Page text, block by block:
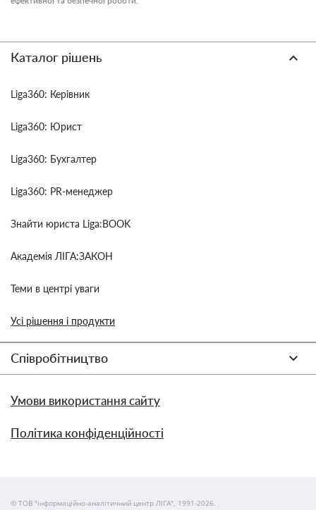
Каталог рішень
Liga360: Керівник
Liga360: Юрист
Liga360: Бухгалтер
Liga360: PR-менеджер
Знайти юриста Liga:BOOK
Академія ЛІГА:ЗАКОН
Теми в центрі уваги
Усі рішення і продукти
Співробітництво
Умови використання сайту
Політика конфіденційності
© ТОВ "інформаційно-аналітичний центр ЛІГА", 1991-2026.